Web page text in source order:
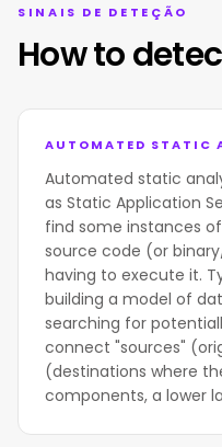
SINAIS DE DETEÇÃO
How to
AUTOMATED STATIC
Automated static
as Static Application
find some instances
source code (or
having to execute it.
building a model of
searching for
connect "sources"
(destinations where
components, a lower